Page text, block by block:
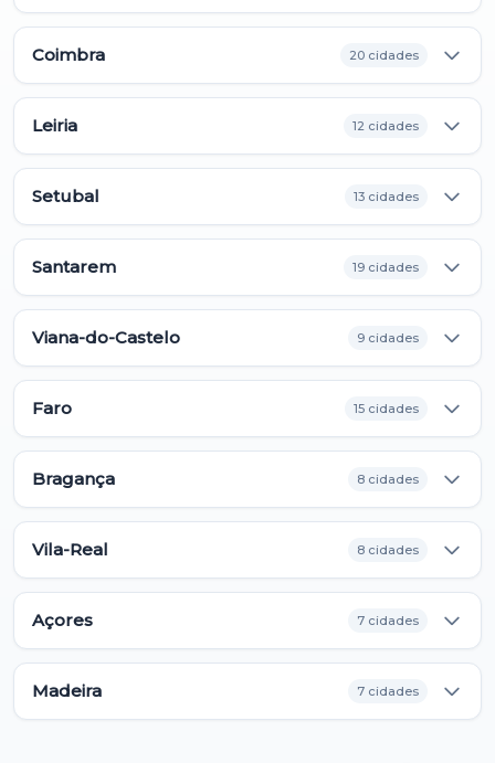
Coimbra 20 cidades
Leiria 12 cidades
Setubal 13 cidades
Santarem 19 cidades
Viana-do-Castelo 9 cidades
Faro 15 cidades
Bragança 8 cidades
Vila-Real 8 cidades
Açores 7 cidades
Madeira 7 cidades